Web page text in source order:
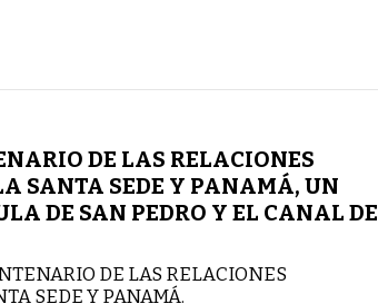
DE LAS RELACIONES
SANTA SEDE Y PANAMÁ, UN
DE SAN PEDRO Y EL CANAL DE
DE LAS RELACIONES
SEDE Y PANAMÁ.